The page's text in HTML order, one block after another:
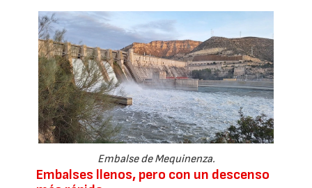
Embalse de Mequinenza.
Embalses llenos, pero con un descenso